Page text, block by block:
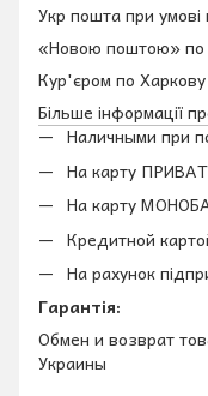
Укр пошта при
«Новою поштою» по
Кур'єром по
Більше інформації
Наличными при
На карту
На карту
Кредитной
На рахунок
Гарантія:
Обмен и возврат
Украины